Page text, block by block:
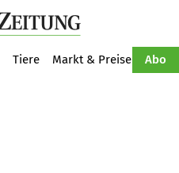
Tiere Markt & Preise Abo